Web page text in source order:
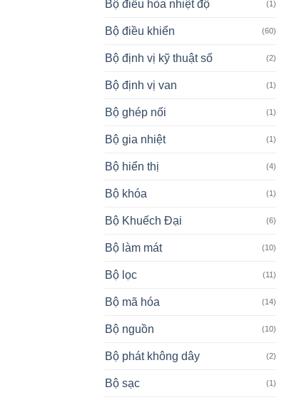
Bộ điều hòa nhiệt độ (1)
Bộ điều khiển (60)
Bộ định vị kỹ thuật số (2)
Bộ định vị van (1)
Bộ ghép nối (1)
Bộ gia nhiệt (1)
Bộ hiển thị (4)
Bộ khóa (1)
Bộ Khuếch Đại (6)
Bộ làm mát (10)
Bộ lọc (11)
Bộ mã hóa (14)
Bộ nguồn (10)
Bộ phát không dây (2)
Bộ sạc (1)